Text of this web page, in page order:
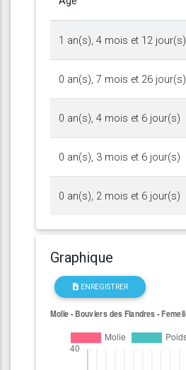
1 an(s), 4 mois et 12 jour(s)
0 an(s), 7 mois et 26 jour(s)
0 an(s), 4 mois et 6 jour(s)
0 an(s), 3 mois et 6 jour(s)
0 an(s), 2 mois et 6 jour(s)
Graphique
ENREGISTRER